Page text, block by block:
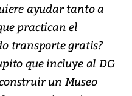
ayudar tanto a
practican el
transporte gratis?
que incluye al DG
un Museo